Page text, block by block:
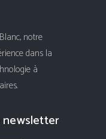
notre
dans la
à